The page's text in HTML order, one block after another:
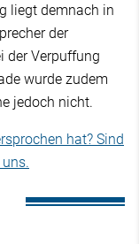
liegt demnach in
der
der Verpuffung
wurde zudem
jedoch nicht.
hat? Sind